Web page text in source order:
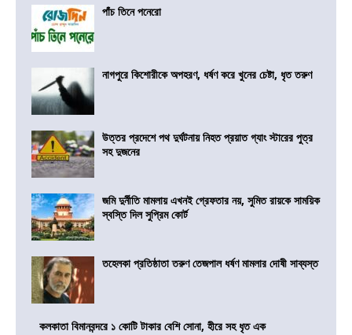
পাঁচ তিনে পনেরো
নাগপুরে কিশোরীকে অপহরণ, ধর্ষণ করে খুনের চেষ্টা, ধৃত তরুণ
উত্তর প্রদেশে পথ দুর্ঘটনায় নিহত প্রয়াত গ্যাং স্টারের পুত্র
সহ দুজনের
জমি দুর্নীতি মামলায় এখনই গ্রেফতার নয়, সুমিত রায়কে সাময়িক
স্বস্তি দিল সুপ্রিম কোর্ট
তহেলকা প্রতিষ্ঠাতা তরুণ তেজপাল ধর্ষণ মামলার দোষী সাব্যস্ত
কলকাতা বিমানবন্দরে ১ কোটি টাকার বেশি সোনা, হীরে সহ ধৃত এক